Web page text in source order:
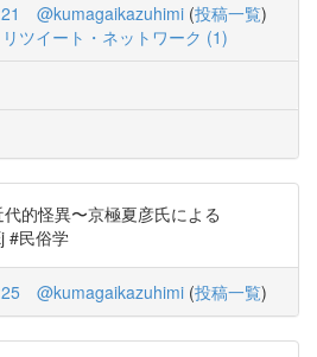
@kumagaikazuhimi (投稿一覧)
リツイート・ネットワーク (1)
的怪異〜京極夏彦氏による
#民俗学
@kumagaikazuhimi (投稿一覧)